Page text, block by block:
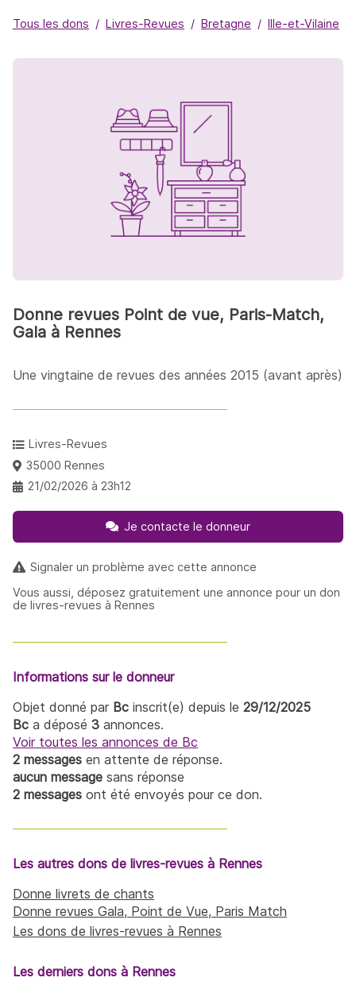
Tous les dons Livres-Revues Bretagne Ille-et-Vilaine
Donne revues Point de vue, Paris-Match,
Gala à Rennes
Une vingtaine de revues des années 2015 (avant après)
Livres-Revues
35000 Rennes
21/02/2026 à 23h12
Je contacte le donneur
Signaler un problème avec cette annonce
Vous aussi, déposez gratuitement une annonce pour un don
de livres-revues à Rennes
Informations sur le donneur
Objet donné par Bc inscrit(e) depuis le 29/12/2025
Bc a déposé 3 annonces.
Voir toutes les annonces de Bc
2 messages en attente de réponse.
aucun message sans réponse
2 messages ont été envoyés pour ce don.
Les autres dons de livres-revues à Rennes
Donne livrets de chants
Donne revues Gala, Point de Vue, Paris Match
Les dons de livres-revues à Rennes
Les derniers dons à Rennes